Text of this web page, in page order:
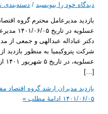
خود را بنویسید / دسته‌بندی نشده/
مدیرعامل محترم گروه اقتصاد مفید از
عسلویه در تاریخ ۱۴۰۱/۰۶/۰۵
عبدالهی و جمعی از مدیران ارشد
به منظور بازدید از روند
مدیران ارشد گروه اقتصاد مفید از
۰۵ادامۀ مطلب »